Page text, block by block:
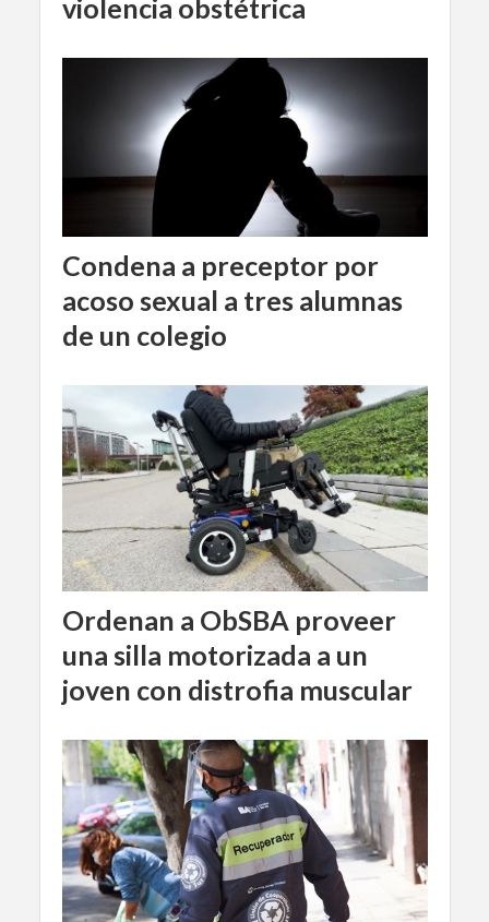
violencia obstétrica
Condena a preceptor por
acoso sexual a tres alumnas
de un colegio
Ordenan a ObSBA proveer
una silla motorizada a un
joven con distrofia muscular